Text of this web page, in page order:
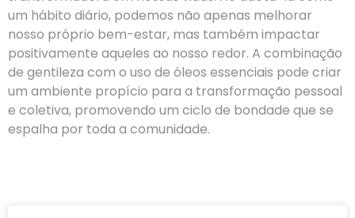
um hábito diário, podemos não apenas melhorar
nosso próprio bem-estar, mas também impactar
positivamente aqueles ao nosso redor. A combinação
de gentileza com o uso de óleos essenciais pode criar
um ambiente propício para a transformação pessoal
e coletiva, promovendo um ciclo de bondade que se
espalha por toda a comunidade.